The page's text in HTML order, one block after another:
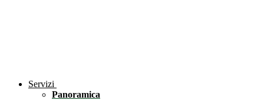
Servizi
Panoramica